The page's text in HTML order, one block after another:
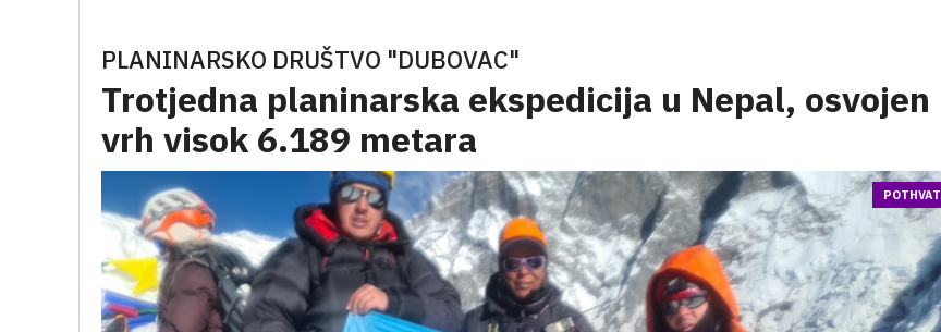
PLANINARSKO DRUŠTVO "DUBOVAC"
Trotjedna planinarska ekspedicija u Nepal, osvojen
vrh visok 6.189 metara
POTHVAT